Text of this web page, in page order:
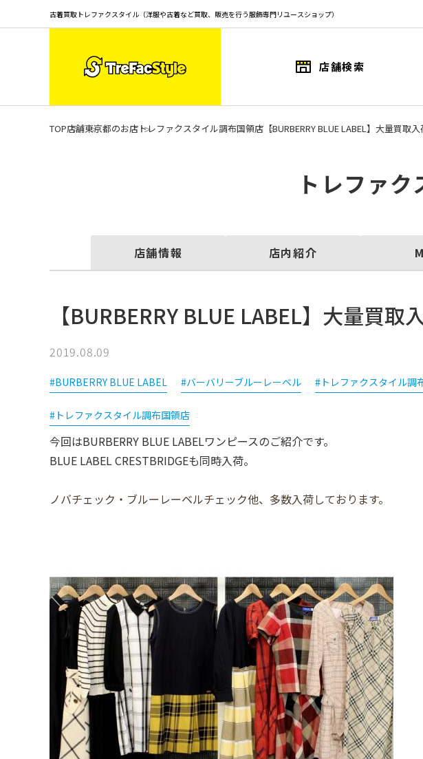
古着買取トレファクスタイル（洋服や古着など買取、販売を行う服飾専門リユースショップ）
店舗検索
TOP店舗東京都のお店 トレファクスタイル調布国領店 【BURBERRY BLUE LABEL】大量買取
トレファ
店舗情報 店内紹介
【BURBERRY BLUE LABEL】大量買取
2019.08.09
#BURBERRY BLUE LABEL #バーバリーブルーレーベル #トレファクスタイル調
#トレファクスタイル調布国領店
今回はBURBERRY BLUE LABELワンピースのご紹介です。
BLUE LABEL CRESTBRIDGEも同時入荷。
ノバチェック・ブルーレーベルチェック他、多数入荷しております。